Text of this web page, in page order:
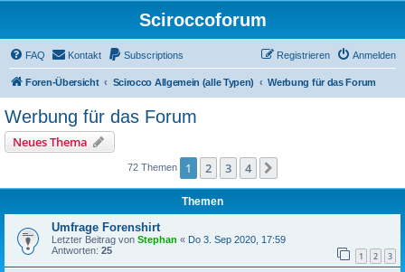
Sciroccoforum
FAQ Kontakt Subscriptions Anmelden
Registrieren
Foren-Übersicht Scirocco Allgemein (alle Typen) Werbung für das Forum
Werbung für das Forum
Neues Thema
72 Themen 1 2 3 4
Themen
Umfrage Forenshirt
Letzter Beitrag von Stephan « Do 3. Sep 2020, 17:59
Antworten: 25 1 2 3